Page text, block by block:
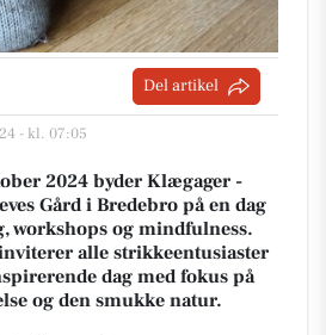
Del artikel
- kl. 07:05
2024 byder Klægager -
Gård i Bredebro på en dag
workshops og mindfulness.
alle strikkeentusiaster
dag med fokus på
og den smukke natur.